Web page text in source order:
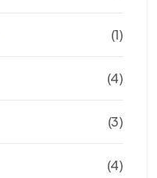
(1)
(4)
(3)
(4)